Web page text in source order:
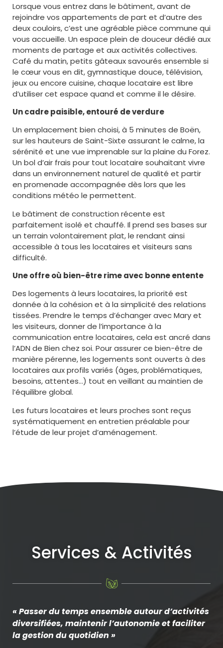
Lorsque vous entrez dans le bâtiment, avant de
rejoindre vos appartements de part et d’autre des
deux couloirs, c’est une agréable pièce commune qui
vous accueille. Un espace plein de douceur dédié aux
moments de partage et aux activités collectives.
Café du matin, petits gâteaux savourés ensemble si
le cœur vous en dit, gymnastique douce, télévision,
jeux ou encore cuisine, chaque locataire est libre
d’utiliser cet espace quand et comme il le désire.
Un cadre paisible, entouré de verdure
Un emplacement bien choisi, à 5 minutes de Boën,
sur les hauteurs de Saint-Sixte assurant le calme, la
sérénité et une vue imprenable sur la plaine du Forez.
Un bol d’air frais pour tout locataire souhaitant vivre
dans un environnement naturel de qualité et partir
en promenade accompagnée dès lors que les
conditions météo le permettent.
Le bâtiment de construction récente est
parfaitement isolé et chauffé. Il prend ses bases sur
un terrain volontairement plat, le rendant ainsi
accessible à tous les locataires et visiteurs sans
difficulté.
Une offre où bien-être rime avec bonne entente
Des logements à leurs locataires, la priorité est
donnée à la cohésion et à la simplicité des relations
tissées. Prendre le temps d’échanger avec Mary et
les visiteurs, donner de l’importance à la
communication entre locataires, cela est ancré dans
l’ADN de Bien chez soi. Pour assurer ce bien-être de
manière pérenne, les logements sont ouverts à des
locataires aux profils variés (âges, problématiques,
besoins, attentes…) tout en veillant au maintien de
l’équilibre global.
Les futurs locataires et leurs proches sont reçus
systématiquement en entretien préalable pour
l’étude de leur projet d’aménagement.
Services & Activités
« Passer du temps ensemble autour d’activités
diversifiées, maintenir l’autonomie et faciliter
la gestion du quotidien »